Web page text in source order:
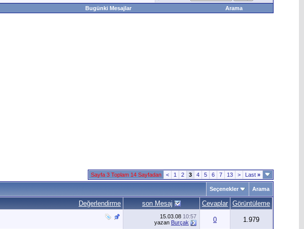
Bugünki Mesajlar Arama
Sayfa 3 Toplam 14 Sayfadan < 1 2 3 4 5 6 7 13 > Last »
Seçenekler Arama
Değerlendirme son Mesaj Cevaplar Görüntüleme
15.03.08 10:57
yazan Burçak 0 1.979